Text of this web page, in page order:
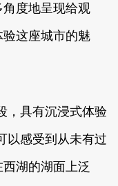
度地呈现给观
这座城市的魅
，具有沉浸式体验
以感受到从未有过
湖的湖面上泛